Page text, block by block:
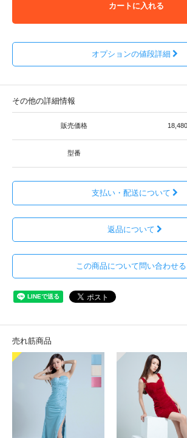
カートに入れる
オプションの値段詳細
その他の詳細情報
販売価格
型番
支払い・配送について
返品について
この商品について問い合わせる
売れ筋商品